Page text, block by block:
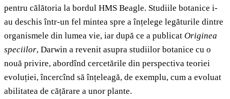
pentru călătoria la bordul HMS Beagle. Studiile botanice i-
au deschis într-un fel mintea spre a înțelege legăturile dintre
organismele din lumea vie, iar după ce a publicat Originea
speciilor, Darwin a revenit asupra studiilor botanice cu o
nouă privire, abordînd cercetările din perspectiva teoriei
evoluției, încercînd să înțeleagă, de exemplu, cum a evoluat
abilitatea de cățărare a unor plante.